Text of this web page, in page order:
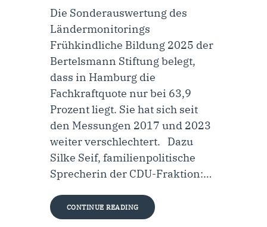
Die Sonderauswertung des
Ländermonitorings
Frühkindliche Bildung 2025 der
Bertelsmann Stiftung belegt,
dass in Hamburg die
Fachkraftquote nur bei 63,9
Prozent liegt. Sie hat sich seit
den Messungen 2017 und 2023
weiter verschlechtert. Dazu
Silke Seif, familienpolitische
Sprecherin der CDU-Fraktion:…
CONTINUE READING